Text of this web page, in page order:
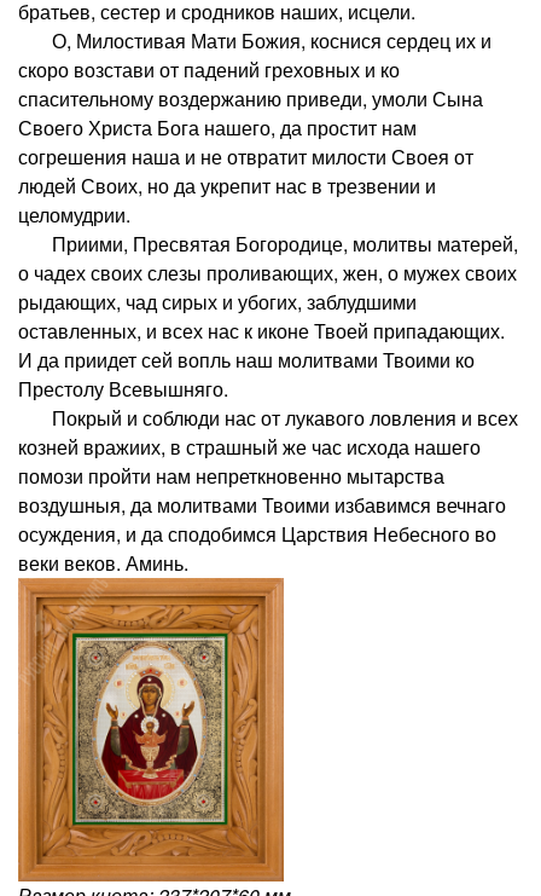
братьев, сестер и сродников наших, исцели.
О, Милостивая Мати Божия, коснися сердец их и
скоро возстави от падений греховных и ко
спасительному воздержанию приведи, умоли Сына
Своего Христа Бога нашего, да простит нам
согрешения наша и не отвратит милости Своея от
людей Своих, но да укрепит нас в трезвении и
целомудрии.
Приими, Пресвятая Богородице, молитвы матерей,
о чадех своих слезы проливающих, жен, о мужех своих
рыдающих, чад сирых и убогих, заблудшими
оставленных, и всех нас к иконе Твоей припадающих.
И да приидет сей вопль наш молитвами Твоими ко
Престолу Всевышняго.
Покрый и соблюди нас от лукавого ловления и всех
козней вражиих, в страшный же час исхода нашего
помози пройти нам непреткновенно мытарства
воздушныя, да молитвами Твоими избавимся вечнаго
осуждения, и да сподобимся Царствия Небесного во
веки веков. Аминь.